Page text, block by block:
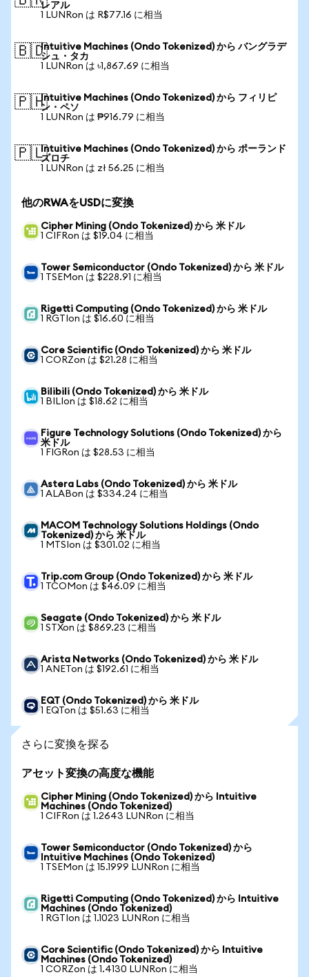
レアル
1 LUNRon は R$77.16 に相当
🇧🇩Intuitive Machines (Ondo Tokenized) から バングラデ
シュ・タカ
1 LUNRon は ৳1,867.69 に相当
🇵🇭Intuitive Machines (Ondo Tokenized) から フィリピ
ン・ペソ
1 LUNRon は ₱916.79 に相当
🇵🇱Intuitive Machines (Ondo Tokenized) から ポーランド
ズロチ
1 LUNRon は zł 56.25 に相当
他のRWAをUSDに変換
Cipher Mining (Ondo Tokenized) から 米ドル
1 CIFRon は $19.04 に相当
Tower Semiconductor (Ondo Tokenized) から 米ドル
1 TSEMon は $228.91 に相当
Rigetti Computing (Ondo Tokenized) から 米ドル
1 RGTIon は $16.60 に相当
Core Scientific (Ondo Tokenized) から 米ドル
1 CORZon は $21.28 に相当
Bilibili (Ondo Tokenized) から 米ドル
1 BILIon は $18.62 に相当
Figure Technology Solutions (Ondo Tokenized) から
米ドル
1 FIGRon は $28.53 に相当
Astera Labs (Ondo Tokenized) から 米ドル
1 ALABon は $334.24 に相当
MACOM Technology Solutions Holdings (Ondo
Tokenized) から 米ドル
1 MTSIon は $301.02 に相当
Trip.com Group (Ondo Tokenized) から 米ドル
1 TCOMon は $46.09 に相当
Seagate (Ondo Tokenized) から 米ドル
1 STXon は $869.23 に相当
Arista Networks (Ondo Tokenized) から 米ドル
1 ANETon は $192.61 に相当
EQT (Ondo Tokenized) から 米ドル
1 EQTon は $51.63 に相当
さらに変換を探る
アセット変換の高度な機能
Cipher Mining (Ondo Tokenized) から Intuitive
Machines (Ondo Tokenized)
1 CIFRon は 1.2643 LUNRon に相当
Tower Semiconductor (Ondo Tokenized) から
Intuitive Machines (Ondo Tokenized)
1 TSEMon は 15.1999 LUNRon に相当
Rigetti Computing (Ondo Tokenized) から Intuitive
Machines (Ondo Tokenized)
1 RGTIon は 1.1023 LUNRon に相当
Core Scientific (Ondo Tokenized) から Intuitive
Machines (Ondo Tokenized)
1 CORZon は 1.4130 LUNRon に相当